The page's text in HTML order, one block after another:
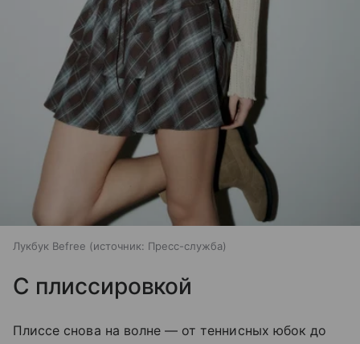
Лукбук Befree источник: Пресс-служба
С плиссировкой
Плиссе снова на волне — от теннисных юбок до